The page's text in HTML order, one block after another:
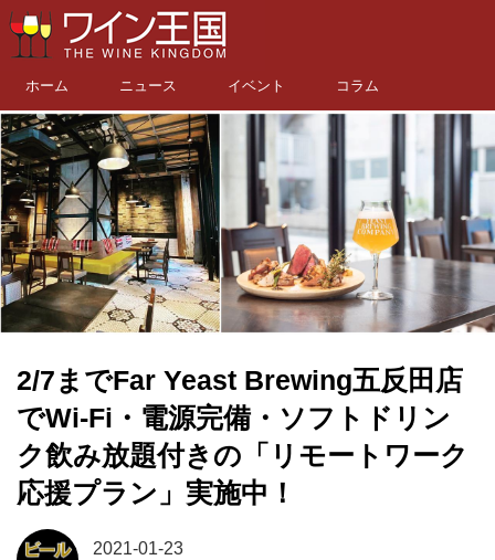
ホーム ニュース イベント コラム
2/7までFar Yeast Brewing五反田店
でWi-Fi・電源完備・ソフトドリン
ク飲み放題付きの「リモートワーク
応援プラン」実施中！
2021-01-23